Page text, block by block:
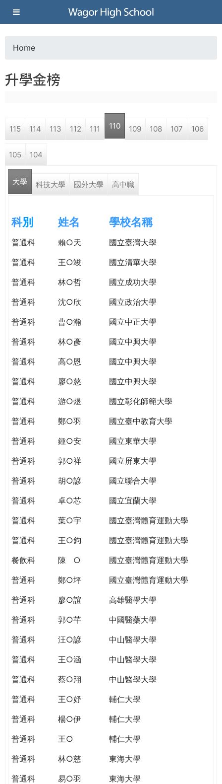
Jump to navigation
葳
格
高
學
格。
WAGOR
TODAY
THE
WORLD
PUTTING
YOU
THE
CITIZENSHIP
o
a
r
e
e
r
e
Home
升學金榜
115 114 113 112 111 110 109 108 107 106
105 104
大學 科技大學 國外大學 高中職
科別 姓名 學校名稱
普通科 賴○天
國立臺灣大學
普通科
王○竣
國立清華大學
普通科
林○哲
國立成功大學
普通科
沈○欣
國立政治大學
普通科
曹○瀚
國立中正大學
普通科
林○彥
國立中興大學
普通科
高○恩
國立中興大學
普通科
廖○慈
國立中興大學
普通科
游○煜
國立彰化師範大學
普通科
鄭○羽
國立臺中教育大學
普通科
鍾○安
國立東華大學
普通科
郭○祥
國立屏東大學
普通科
胡○諺
國立聯合大學
普通科
卓○芯
國立宜蘭大學
普通科
葉○宇
國立臺灣體育運動大學
普通科
王○鈞
國立臺灣體育運動大學
餐飲科
陳 ○
國立臺灣體育運動大學
普通科
鄭○坪
國立臺灣體育運動大學
普通科
廖○誼
高雄醫學大學
普通科
郭○芊
中國醫藥大學
普通科
汪○諺
中山醫學大學
普通科
王○涵
中山醫學大學
普通科
蔡○翔
中山醫學大學
普通科
王○妤
輔仁大學
普通科
楊○伊
輔仁大學
普通科
王○
輔仁大學
普通科
林○慈
東海大學
普通科
易○羽
東海大學